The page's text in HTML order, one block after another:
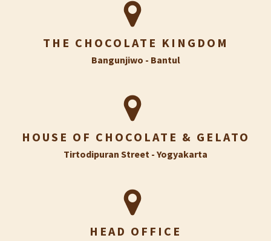
THE CHOCOLATE KINGDOM
Bangunjiwo - Bantul
HOUSE OF CHOCOLATE & GELATO
Tirtodipuran Street - Yogyakarta
HEAD OFFICE